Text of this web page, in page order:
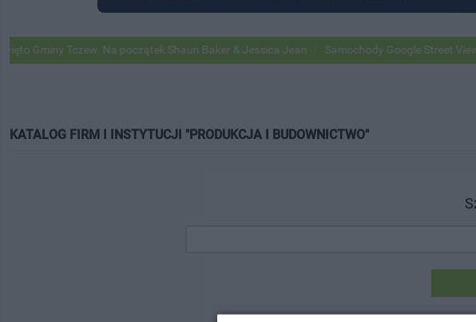
Gminy Tczew. Na początek Shaun Baker & Jessica Jean Samochody Google Street View na
KATALOG FIRM I INSTYTUCJI "PRODUKCJA I BUDOWNICTWO"